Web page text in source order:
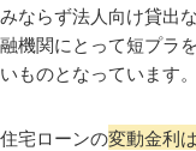
ならず法人向け貸出
機関にとって短プラ
ものとなっています。
宅ローンの変動金利